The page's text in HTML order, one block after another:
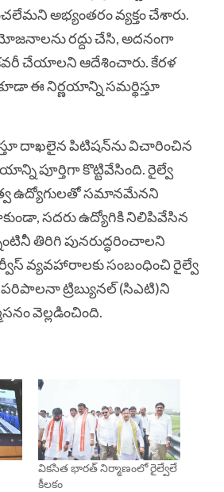
అభ్యంతరం వ్యక్తం చేశారు.
రద్దు చేసి, అదనంగా
చేయాలని ఆదేశించారు. కేరళ
ఈ నిర్ణయాన్ని సమర్థిస్తూ
దాఖలైన పిటిషన్‌ను విచారించిన
పూర్తిగా కొట్టివేసింది. రైల్వే
ఉద్యోగులతో సమానమేనని
సదరు ఉద్యోగికి నిలిపివేసిన
తిరిగి పునరుద్ధరించాలని
వ్యవహారాలకు సంబంధించి రైల్వే
పరిపాలనా ట్రిబ్యునల్ (సిఎటి)ని
వెల్లడించింది.
వికసిత భారత్ నిర్మాణంలో రైల్వేలే
కీలకం